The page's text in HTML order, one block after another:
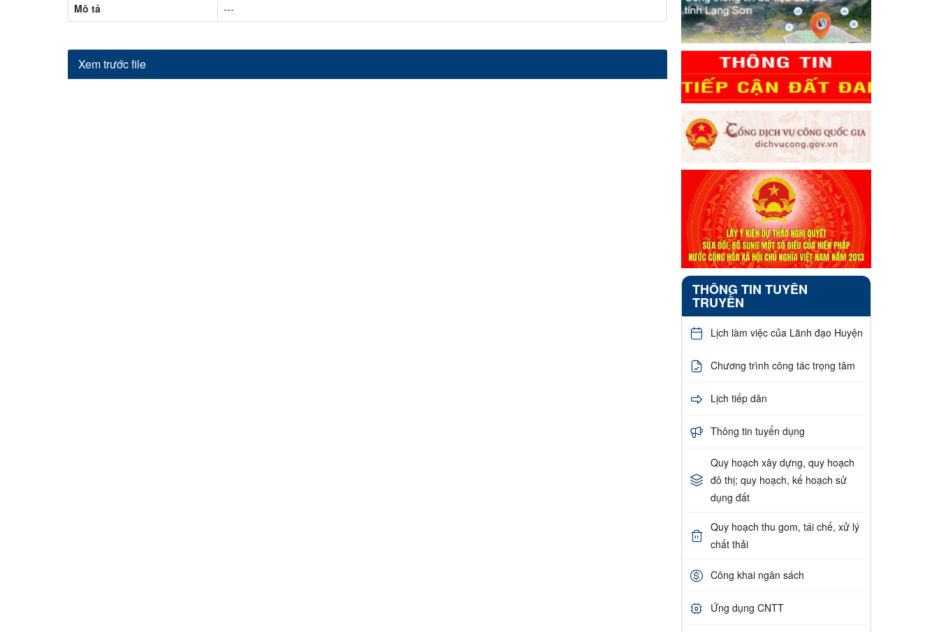
Mô tả
---
Xem trước file
THÔNG TIN TUYÊN
TRUYỀN
Lịch làm việc của Lãnh đạo Huyện
Chương trình công tác trọng tâm
Lịch tiếp dân
Thông tin tuyển dụng
Quy hoạch xây dựng, quy hoạch
đô thị; quy hoạch, kế hoạch sử
dụng đất
Quy hoạch thu gom, tái chế, xử lý
chất thải
Công khai ngân sách
Ứng dụng CNTT